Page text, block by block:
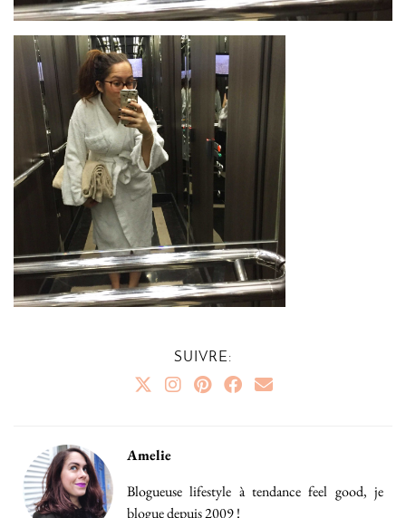
SUIVRE:
Amelie
Blogueuse lifestyle à tendance feel good, je
blogue depuis 2009 !